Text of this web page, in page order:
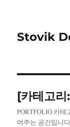
Stovik
[카테고리
PORTFOLIO 카
여주는 공간입니